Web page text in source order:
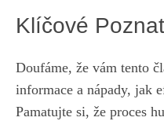
Klíčové
Doufáme, že vám tento
informace a nápady, jak​
Pamatujte ‍si, že proces‍